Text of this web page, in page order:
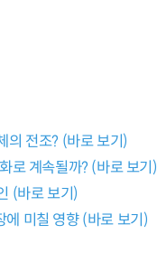
의 전조? (바로 보기)
로 계속될까? (바로 보기)
(바로 보기)
에 미칠 영향 (바로 보기)